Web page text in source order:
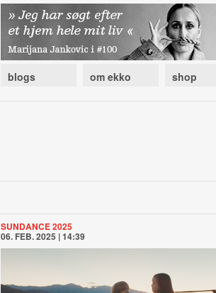
blogs om ekko shop
SUNDANCE 2025
06. FEB. 2025 | 14:39